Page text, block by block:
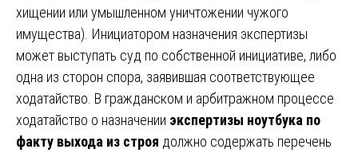
хищении или умышленном уничтожении чужого
имущества). Инициатором назначения экспертизы
может выступать суд по собственной инициативе, либо
одна из сторон спора, заявившая соответствующее
ходатайство. В гражданском и арбитражном процессе
ходатайство о назначении экспертизы ноутбука по
факту выхода из строя должно содержать перечень